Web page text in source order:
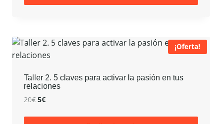
20€.5€.
¡Oferta!
Taller 2. 5 claves para activar la pasión en tus
relaciones
20€ El
original
5€El
actual